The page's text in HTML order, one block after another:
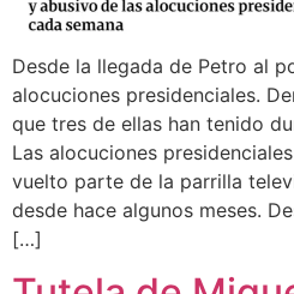
Desde la llegada de Petro al
alocuciones presidenciales.
que tres de ellas han tenido
Las alocuciones
vuelto parte de la parrilla
desde hace algunos meses.
[…]